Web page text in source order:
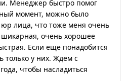
Менеджер быстро помог
момент, можно было
юр лица, что тоже меня очень
шикарная, очень хорошее
Если еще понадобится
только у них. Ждем с
чтобы насладиться